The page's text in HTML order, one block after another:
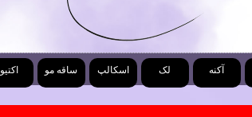
آکنه لک اسکالپ ساقه مو اکتیو